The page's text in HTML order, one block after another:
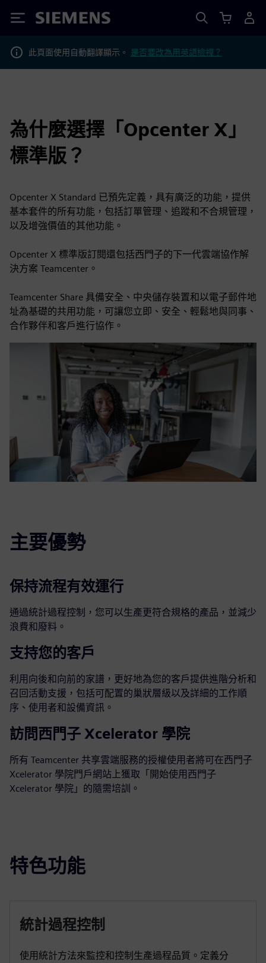
Siemens
此頁面使用自動翻譯顯示。 是否要改為用英語檢視？
為什麼選擇「Opcenter X」
標準版？
Opcenter X Standard 已預先定義，具有廣泛的功能，提供
基本套件的所有功能，包括訂單管理、追蹤和不合規管理，
以及增強價值的其他功能。
Opcenter X 標準版訂閱還包括西門子的下一代雲端協作解
決方案 Teamcenter。
Teamcenter Share 具備安全、中央儲存裝置和以電子郵件地
址為基礎的共用功能，可讓您立即、安全、輕鬆地與同事、
合作夥伴和客戶進行協作。
主要優勢
保持流程有效運行
通過統計過程控制，您可以生產更符合規格的產品，並減少
浪費和廢料。
支持您的客戶
利用向後和向前的家譜，更好地為您的客戶提供進階分析和
召回活動支援，包括可配置的巢狀層級以及詳細的工作順
序、使用者和設備資訊。
訪問西門子 Xcelerator 學院
所有 Teamcenter 共享雲端服務的授權使用者將可在西門子
Xcelerator 學院門戶網站上獲取「開始使用西門子
Xcelerator 學院」的隨需培訓。
特色功能
統計過程控制
使用統計方法來監控和控制生產過程品質。定義分